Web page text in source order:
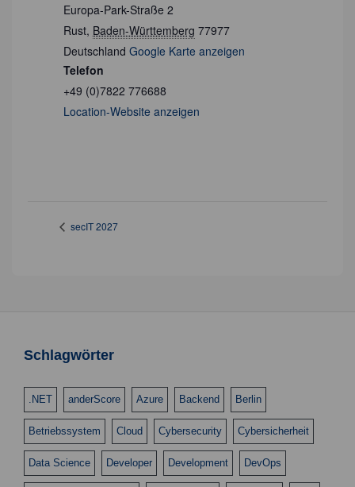
Europa-Park-Straße 2
Rust, Baden-Württemberg 77977
Deutschland Google Karte anzeigen
Telefon
+49 (0)7822 776688
Location-Website anzeigen
secIT 2027
Schlagwörter
.NET anderScore Azure Backend Berlin
Betriebssystem Cloud Cybersecurity Cybersicherheit
Data Science Developer Development DevOps